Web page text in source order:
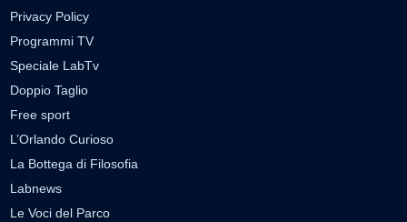
Privacy Policy
Programmi TV
Speciale LabTv
Doppio Taglio
Free sport
L’Orlando Curioso
La Bottega di Filosofia
Labnews
Le Voci del Parco